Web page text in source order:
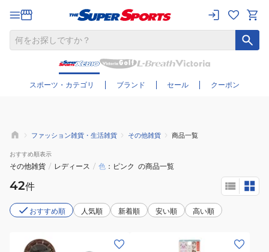
スポーツ・カテゴリ ブランド セール クーポン
さらに絞り込む
ファッション雑貨・生活雑貨 その他雑貨 商品一覧
おすすめ順表示
その他雑貨 / レディース / 色 ピンク の商品一覧
42件
おすすめ順 人気順 新着順 安い順 高い順